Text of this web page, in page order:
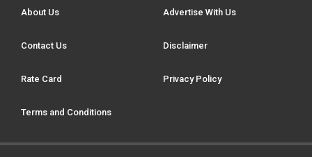
About Us Advertise With Us
Contact Us Disclaimer
Rate Card Privacy Policy
Terms and Conditions